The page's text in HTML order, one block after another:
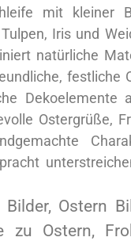
mit kleiner
Iris und
natürliche
festliche
Ostergrüße,
Bilder, Ostern
zu Ostern,